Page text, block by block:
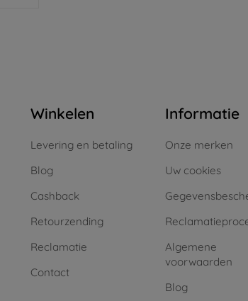
Winkelen
Levering en betaling
Blog
Cashback
Retourzending
Reclamatie
Contact
Informatie
Onze merken
Uw cookies
Algemene
voorwaarden
Blog